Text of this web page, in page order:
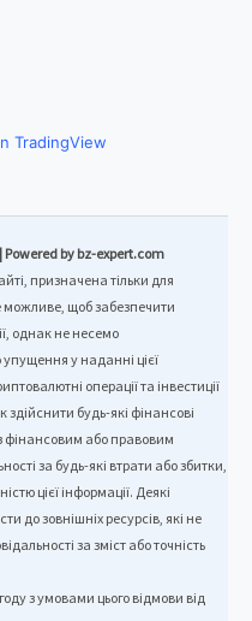
TradingView
by bz-expert.com
призначена тільки для
щоб забезпечити
однак не несемо
упущення у наданні цієї
операції та інвестиції
будь-які фінансові
фінансовим або правовим
за будь-які втрати або збитки,
цієї інформації. Деякі
до зовнішніх ресурсів, які не
за зміст або точність
з умовами цього відмови від